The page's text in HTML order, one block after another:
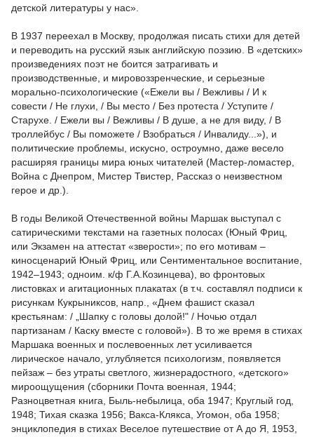
детской литературы у нас».
В 1937 переехал в Москву, продолжая писать стихи для детей
и переводить на русский язык английскую поэзию. В «детских»
произведениях поэт не боится затрагивать и
производственные, и мировоззренческие, и серьезные
морально-психологические («Ежели вы / Вежливы / И к
совести / Не глухи, / Вы место / Без протеста / Уступите /
Старухе. / Ежели вы / Вежливы / В душе, а не для виду, / В
троллейбус / Вы поможете / Взобраться / Инвалиду...»), и
политические проблемы, искусно, остроумно, даже весело
расширяя границы мира юных читателей (Мастер-ломастер,
Война с Днепром, Мистер Твистер, Рассказ о неизвестном
герое и др.).
В годы Великой Отечественной войны Маршак выступал с
сатирическими текстами на газетных полосах (Юный Фриц,
или Экзамен на аттестат «зверости»; по его мотивам –
киносценарий Юный Фриц, или Сентиментальное воспитание,
1942–1943; одноим. к/ф Г.А.Козинцева), во фронтовых
листовках и агитационных плакатах (в т.ч. составлял подписи к
рисункам Кукрыниксов, напр., «Днем фашист сказал
крестьянам: / „Шапку с головы долой!" / Ночью отдал
партизанам / Каску вместе с головой»). В то же время в стихах
Маршака военных и послевоенных лет усиливается
лирическое начало, углубляется психологизм, появляется
пейзаж – без утраты светлого, жизнерадостного, «детского»
мироощущения (сборники Почта военная, 1944;
Разноцветная книга, Быль-небылица, оба 1947; Круглый год,
1948; Тихая сказка 1956; Вакса-Клякса, Угомон, оба 1958;
энциклопедия в стихах Веселое путешествие от А до Я, 1953,